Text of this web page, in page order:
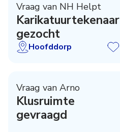
Vraag van NH Helpt
Karikatuurtekenaar
gezocht
Hoofddorp
Vraag van Arno
Klusruimte
gevraagd